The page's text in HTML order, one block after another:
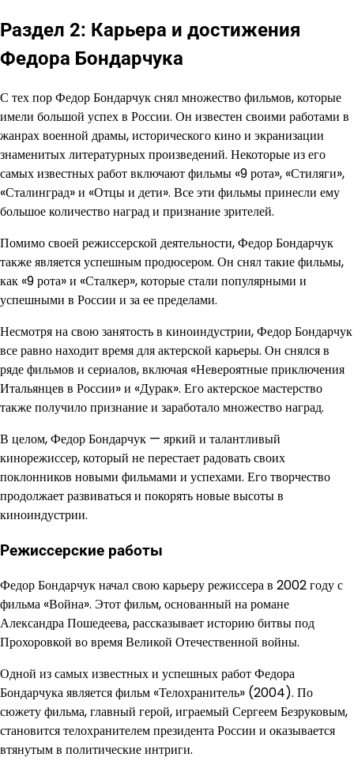
Раздел 2: Карьера и достижения
Федора Бондарчука
С тех пор Федор Бондарчук снял множество фильмов, которые
имели большой успех в России. Он известен своими работами в
жанрах военной драмы, исторического кино и экранизации
знаменитых литературных произведений. Некоторые из его
самых известных работ включают фильмы «9 рота», «Стиляги»,
«Сталинград» и «Отцы и дети». Все эти фильмы принесли ему
большое количество наград и признание зрителей.
Помимо своей режиссерской деятельности, Федор Бондарчук
также является успешным продюсером. Он снял такие фильмы,
как «9 рота» и «Сталкер», которые стали популярными и
успешными в России и за ее пределами.
Несмотря на свою занятость в киноиндустрии, Федор Бондарчук
все равно находит время для актерской карьеры. Он снялся в
ряде фильмов и сериалов, включая «Невероятные приключения
Итальянцев в России» и «Дурак». Его актерское мастерство
также получило признание и заработало множество наград.
В целом, Федор Бондарчук — яркий и талантливый
кинорежиссер, который не перестает радовать своих
поклонников новыми фильмами и успехами. Его творчество
продолжает развиваться и покорять новые высоты в
киноиндустрии.
Режиссерские работы
Федор Бондарчук начал свою карьеру режиссера в 2002 году с
фильма «Война». Этот фильм, основанный на романе
Александра Пошедеева, рассказывает историю битвы под
Прохоровкой во время Великой Отечественной войны.
Одной из самых известных и успешных работ Федора
Бондарчука является фильм «Телохранитель» (2004). По
сюжету фильма, главный герой, играемый Сергеем Безруковым,
становится телохранителем президента России и оказывается
втянутым в политические интриги.